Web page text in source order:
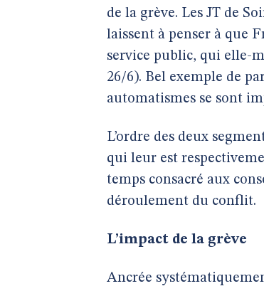
de la grève. Les JT de
laissent à penser à que
service public, qui elle-
26/6). Bel exemple de
automatismes se sont
L’ordre des deux
qui leur est
temps consacré aux
déroulement du conflit.
L’impact de la grève
Ancrée